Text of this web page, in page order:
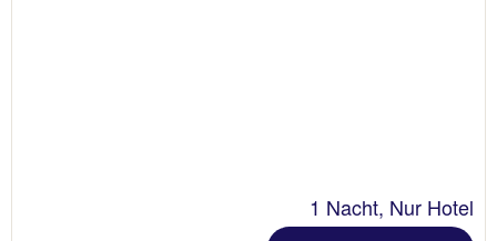
1 Nacht, Nur Hotel